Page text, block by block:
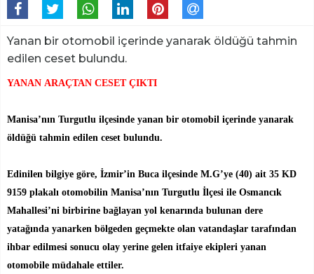
Yanan bir otomobil içerinde yanarak öldüğü tahmin
edilen ceset bulundu.
YANAN ARAÇTAN CESET ÇIKTI
Manisa’nın Turgutlu ilçesinde yanan bir otomobil içerinde yanarak
öldüğü tahmin edilen ceset bulundu.
Edinilen bilgiye göre, İzmir’in Buca ilçesinde M.G’ye (40) ait 35 KD
9159 plakalı otomobilin Manisa’nın Turgutlu İlçesi ile Osmancık
Mahallesi’ni birbirine bağlayan yol kenarında bulunan dere
yatağında yanarken bölgeden geçmekte olan vatandaşlar tarafından
ihbar edilmesi sonucu olay yerine gelen itfaiye ekipleri yanan
otomobile müdahale ettiler.